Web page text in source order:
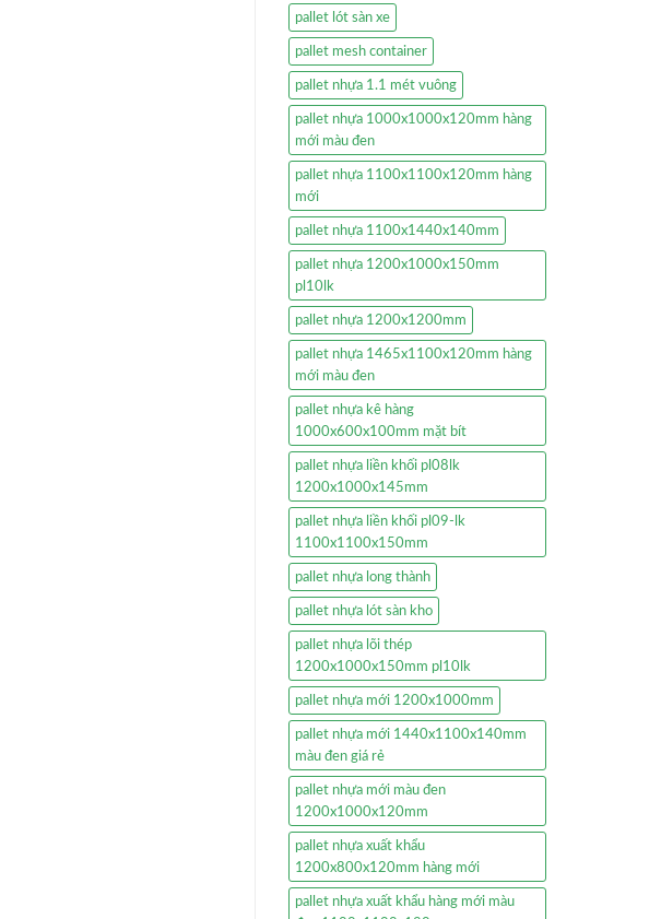
pallet lót sàn xe
pallet mesh container
pallet nhựa 1.1 mét vuông
pallet nhựa 1000x1000x120mm hàng
mới màu đen
pallet nhựa 1100x1100x120mm hàng
mới
pallet nhựa 1100x1440x140mm
pallet nhựa 1200x1000x150mm
pl10lk
pallet nhựa 1200x1200mm
pallet nhựa 1465x1100x120mm hàng
mới màu đen
pallet nhựa kê hàng
1000x600x100mm mặt bít
pallet nhựa liền khối pl08lk
1200x1000x145mm
pallet nhựa liền khối pl09-lk
1100x1100x150mm
pallet nhựa long thành
pallet nhựa lót sàn kho
pallet nhựa lõi thép
1200x1000x150mm pl10lk
pallet nhựa mới 1200x1000mm
pallet nhựa mới 1440x1100x140mm
màu đen giá rẻ
pallet nhựa mới màu đen
1200x1000x120mm
pallet nhựa xuất khẩu
1200x800x120mm hàng mới
pallet nhựa xuất khẩu hàng mới màu